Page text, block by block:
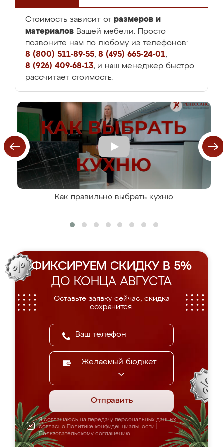
Стоимость зависит от размеров и
материалов Вашей мебели. Просто
позвоните нам по любому из телефонов:
8 (800) 511-89-55, 8 (495) 665-24-01,
8 (926) 409-68-13, и наш менеджер быстро
рассчитает стоимость.
Как правильно выбрать кухню
ФИКСИРУЕМ СКИДКУ В 5%
ДО КОНЦА АВГУСТА
Оставьте заявку сейчас, скидка
сохранится.
Желаемый бюджет
Отправить
Я соглашаюсь на передачу персональных данных
согласно Политике конфиденциальности
Пользовательскому соглашению